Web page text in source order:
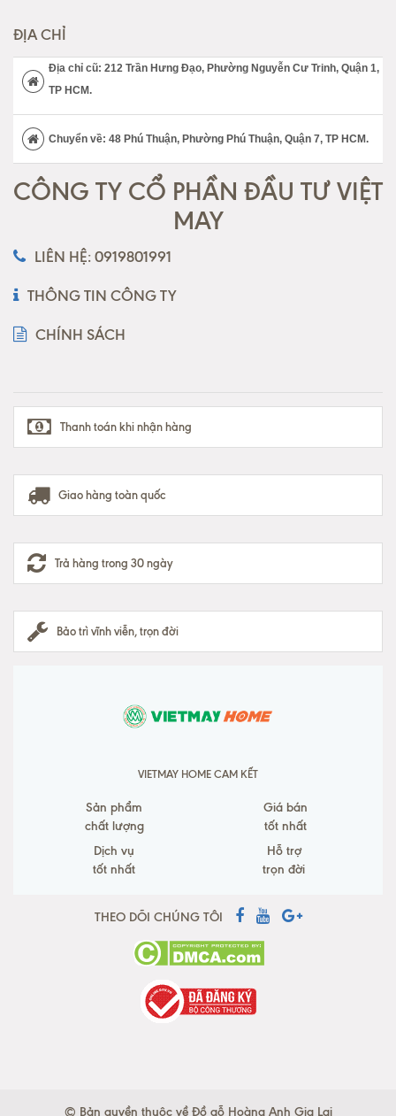
ĐỊA CHỈ
Địa chỉ cũ: 212 Trần Hưng Đạo, Phường Nguyễn Cư Trinh, Quận 1,
TP HCM.
Chuyển về: 48 Phú Thuận, Phường Phú Thuận, Quận 7, TP HCM.
CÔNG TY CỔ PHẦN ĐẦU TƯ VIỆT
MAY
LIÊN HỆ: 0919801991
THÔNG TIN CÔNG TY
CHÍNH SÁCH
Thanh toán khi nhận hàng
Giao hàng toàn quốc
Trả hàng trong 30 ngày
Bảo trì vĩnh viễn, trọn đời
VIETMAY HOME CAM KẾT
Sản phẩm
chất lượng
Giá bán
tốt nhất
Dịch vụ
tốt nhất
Hỗ trợ
trọn đời
THEO DÕI CHÚNG TÔI
© Bản quyền thuộc về Đồ gỗ Hoàng Anh Gia Lai